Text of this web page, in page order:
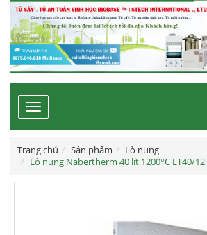
Toggle
navigation
Trang chủ Sản phẩm
Lò nung
Lò nung Nabertherm 40 lít 1200°C LT40/12